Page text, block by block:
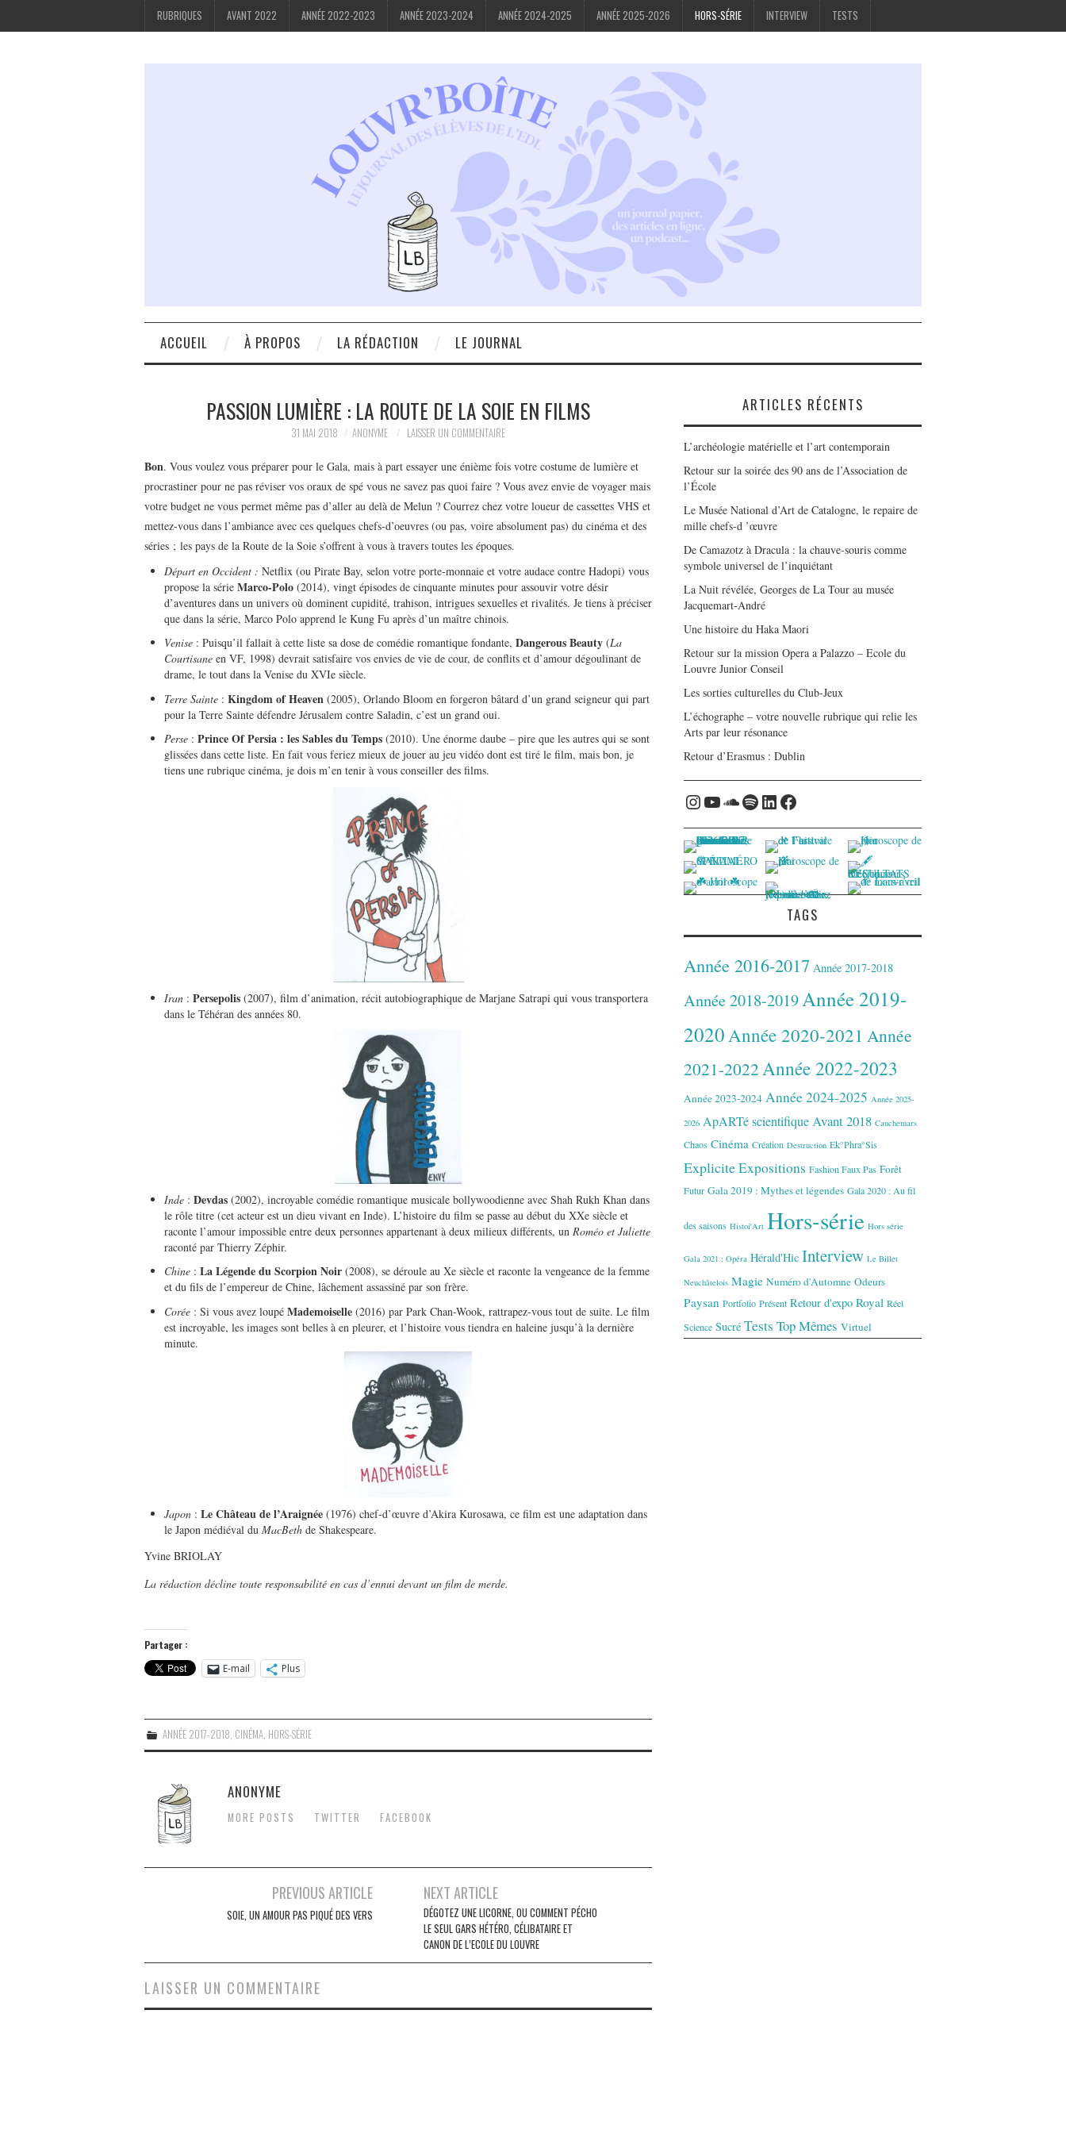
RUBRIQUES AVANT 2022 ANNÉE 2022-2023 ANNÉE 2023-2024 ANNÉE 2024-2025 ANNÉE 2025-2026 HORS-SÉRIE INTERVIEW TESTS
ACCUEIL À PROPOS LA RÉDACTION LE JOURNAL
PASSION LUMIÈRE : LA ROUTE DE LA SOIE EN FILMS
31 MAI 2018 ANONYME LAISSER UN COMMENTAIRE
Bon. Vous voulez vous préparer pour le Gala, mais à part essayer une énième fois votre costume de lumière et
procrastiner pour ne pas réviser vos oraux de spé vous ne savez pas quoi faire ? Vous avez envie de voyager mais
votre budget ne vous permet même pas d’aller au delà de Melun ? Courrez chez votre loueur de cassettes VHS et
mettez-vous dans l’ambiance avec ces quelques chefs-d’oeuvres (ou pas, voire absolument pas) du cinéma et des
séries ; les pays de la Route de la Soie s’offrent à vous à travers toutes les époques.
Départ en Occident : Netflix (ou Pirate Bay, selon votre porte-monnaie et votre audace contre Hadopi) vous
propose la série Marco-Polo (2014), vingt épisodes de cinquante minutes pour assouvir votre désir
d’aventures dans un univers où dominent cupidité, trahison, intrigues sexuelles et rivalités. Je tiens à préciser
que dans la série, Marco Polo apprend le Kung Fu après d’un maître chinois.
Venise : Puisqu’il fallait à cette liste sa dose de comédie romantique fondante, Dangerous Beauty (La
Courtisane en VF, 1998) devrait satisfaire vos envies de vie de cour, de conflits et d’amour dégoulinant de
drame, le tout dans la Venise du XVIe siècle.
Terre Sainte : Kingdom of Heaven (2005), Orlando Bloom en forgeron bâtard d’un grand seigneur qui part
pour la Terre Sainte défendre Jérusalem contre Saladin, c’est un grand oui.
Perse : Prince Of Persia : les Sables du Temps (2010). Une énorme daube – pire que les autres qui se sont
glissées dans cette liste. En fait vous feriez mieux de jouer au jeu vidéo dont est tiré le film, mais bon, je
tiens une rubrique cinéma, je dois m’en tenir à vous conseiller des films.
Iran : Persepolis (2007), film d’animation, récit autobiographique de Marjane Satrapi qui vous transportera
dans le Téhéran des années 80.
Inde : Devdas (2002), incroyable comédie romantique musicale bollywoodienne avec Shah Rukh Khan dans
le rôle titre (cet acteur est un dieu vivant en Inde). L’histoire du film se passe au début du XXe siècle et
raconte l’amour impossible entre deux personnes appartenant à deux milieux différents, un Roméo et Juliette
raconté par Thierry Zéphir.
Chine : La Légende du Scorpion Noir (2008), se déroule au Xe siècle et raconte la vengeance de la femme
et du fils de l’empereur de Chine, lâchement assassiné par son frère.
Corée : Si vous avez loupé Mademoiselle (2016) par Park Chan-Wook, rattrapez-vous tout de suite. Le film
est incroyable, les images sont belles à en pleurer, et l’histoire vous tiendra en haleine jusqu’à la dernière
minute.
Japon : Le Château de l’Araignée (1976) chef-d’œuvre d’Akira Kurosawa, ce film est une adaptation dans
le Japon médiéval du MacBeth de Shakespeare.
Yvine BRIOLAY
La rédaction décline toute responsabilité en cas d’ennui devant un film de merde.
Partager :
E-mail
Plus
ANNÉE 2017-2018, CINÉMA, HORS-SÉRIE
ANONYME
MORE POSTS TWITTER FACEBOOK
PREVIOUS ARTICLE
SOIE, UN AMOUR PAS PIQUÉ DES VERS
NEXT ARTICLE
DÉGOTEZ UNE LICORNE, OU COMMENT PÉCHO
LE SEUL GARS HÉTÉRO, CÉLIBATAIRE ET
CANON DE L’ECOLE DU LOUVRE
LAISSER UN COMMENTAIRE
ARTICLES RÉCENTS
L’archéologie matérielle et l’art contemporain
Retour sur la soirée des 90 ans de l’Association de
l’École
Le Musée National d’Art de Catalogne, le repaire de
mille chefs-d ’œuvre
De Camazotz à Dracula : la chauve-souris comme
symbole universel de l’inquiétant
La Nuit révélée, Georges de La Tour au musée
Jacquemart-André
Une histoire du Haka Maori
Retour sur la mission Opera a Palazzo – Ecole du
Louvre Junior Conseil
Les sorties culturelles du Club-Jeux
L’échographe – votre nouvelle rubrique qui relie les
Arts par leur résonance
Retour d’Erasmus : Dublin
Instagram
YouTube
Soundcloud
Spotify
LinkedIn
Facebook
TAGS
Année 2016-2017 Année 2017-2018
Année 2018-2019Année 2019-
2020Année 2020-2021 Année
2021-2022Année 2022-2023
Année 2023-2024 Année 2024-2025 Année 2025-
2026 ApARTé scientifiqueAvant 2018 Cauchemars
Chaos Cinéma Création Destruction Ek°Phra°Sis
ExpliciteExpositions Fashion Faux Pas Forêt
Futur Gala 2019 : Mythes et légendes Gala 2020 : Au fil
des saisons Histoi'Art Hors-série Hors série
Gala 2021 : Opéra Hérald'Hic Interview Le Billet
Neuchâtelois Magie Numéro d'Automne Odeurs
Paysan Portfolio Présent Retour d'expo Royal Réel
Science Sucré Tests Top Mêmes Virtuel